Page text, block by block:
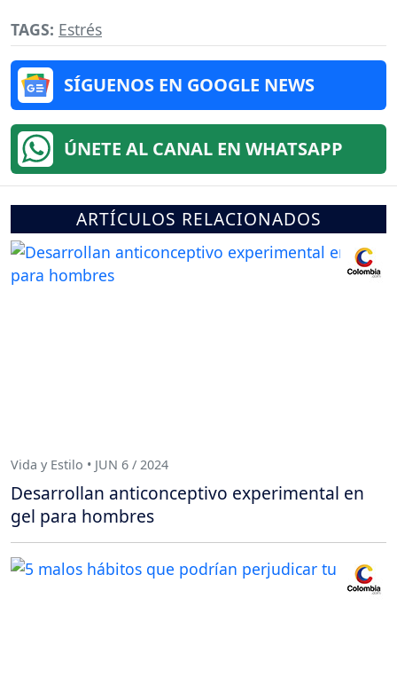
TAGS: Estrés
SÍGUENOS EN GOOGLE NEWS
ÚNETE AL CANAL EN WHATSAPP
ARTÍCULOS RELACIONADOS
Vida y Estilo • JUN 6 / 2024
Desarrollan anticonceptivo experimental en
gel para hombres